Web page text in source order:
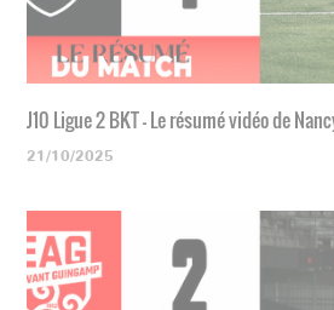
J10 Ligue 2 BKT - Le résumé vidéo de
21/10/2025